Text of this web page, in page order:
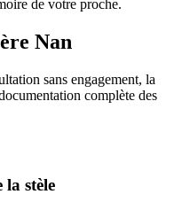
de votre proche.
Nan
sans engagement, la
complète des
stèle